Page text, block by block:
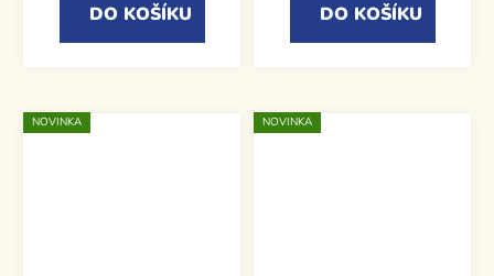
DO KOŠÍKU DO KOŠÍKU
NOVINKA NOVINKA